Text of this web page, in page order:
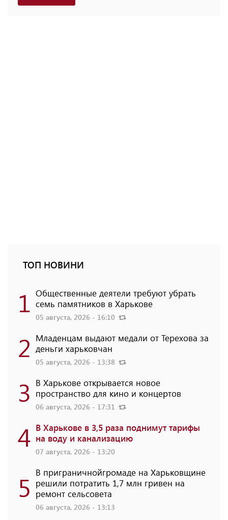
ТОП НОВИНИ
1 Общественные деятели требуют убрать
семь памятников в Харькове
05 августа, 2026 - 16:10
2 Младенцам выдают медали от Терехова за
деньги харьковчан
05 августа, 2026 - 13:38
3 В Харькове открывается новое
пространство для кино и концертов
06 августа, 2026 - 17:31
4 В Харькове в 3,5 раза поднимут тарифы
на воду и канализацию
07 августа, 2026 - 13:20
5 В приграничнойгромаде на Харьковщине
решили потратить 1,7 млн ​​гривен на
ремонт сельсовета
06 августа, 2026 - 13:13